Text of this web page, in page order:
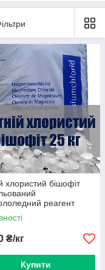
хлористий бішофіт
реагент
₴/кг
Купити